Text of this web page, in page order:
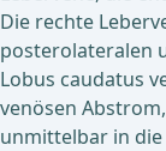
Die rechte
posterolateralen
Lobus caudatus
venösen
unmittelbar in die